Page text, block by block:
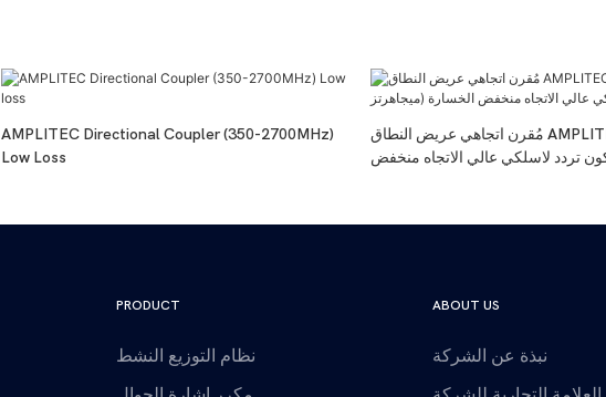
AMPLITEC Directional Coupler (350-2700MHz)
Low Loss
مُقرن اتجاهي عريض النطاق AMPLITEC (700-3600
تردد لاسلكي عالي الاتجاه منخفض
PRODUCT
نظام التوزيع النشط
ABOUT US
نبذة عن الشركة